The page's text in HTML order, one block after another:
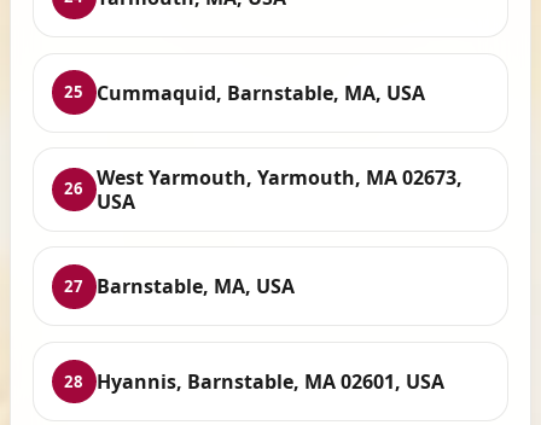
25 Cummaquid, Barnstable, MA, USA
26
West Yarmouth, Yarmouth, MA 02673,
USA
27 Barnstable, MA, USA
28 Hyannis, Barnstable, MA 02601, USA